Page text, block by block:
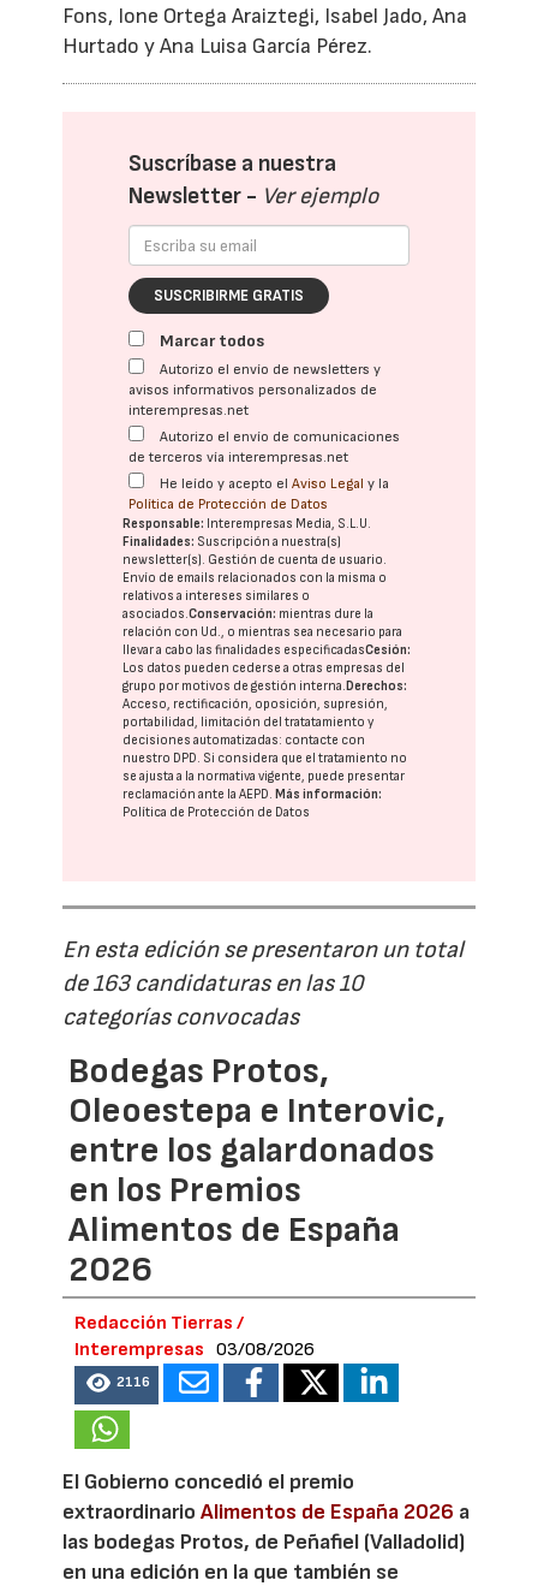
Fons, Ione Ortega Araiztegi, Isabel Jado, Ana
Hurtado y Ana Luisa García Pérez.
Suscríbase a nuestra
Newsletter - Ver ejemplo
SUSCRIBIRME GRATIS
Marcar todos
Autorizo el envío de newsletters y
avisos informativos personalizados de
interempresas.net
Autorizo el envío de comunicaciones
de terceros vía interempresas.net
He leído y acepto elAviso Legal y la
Política de Protección de Datos
Responsable: Interempresas Media, S.L.U.
Finalidades: Suscripción a nuestra(s)
newsletter(s). Gestión de cuenta de usuario.
Envío de emails relacionados con la misma o
relativos a intereses similares o
asociados.Conservación: mientras dure la
relación con Ud., o mientras sea necesario para
llevar a cabo las finalidades especificadasCesión:
Los datos pueden cederse a otras empresas del
grupo por motivos de gestión interna. Derechos:
Acceso, rectificación, oposición, supresión,
portabilidad, limitación del tratatamiento y
decisiones automatizadas: contacte con
nuestro DPD. Si considera que el tratamiento no
se ajusta a la normativa vigente, puede presentar
reclamación ante laAEPD. Más información:
Política de Protección de Datos
En esta edición se presentaron un total
de 163 candidaturas en las 10
categorías convocadas
Bodegas Protos,
Oleoestepa e Interovic,
entre los galardonados
en los Premios
Alimentos de España
2026
Redacción Tierras /
Interempresas
03/08/2026
2116
El Gobierno concedió el premio
extraordinarioAlimentos de España 2026 a
las bodegas Protos, de Peñafiel (Valladolid)
en una edición en la que también se